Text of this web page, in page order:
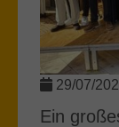
29/07/
Ein